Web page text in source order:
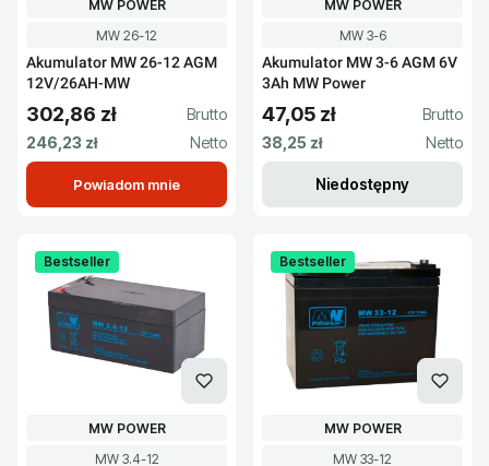
Kod produktu
MW 26-12
Akumulator MW 26-12 AGM
12V/26AH-MW
PRODUCENT
MW POWER
Cena brutto
302,86 zł
Cena netto
246,23 zł
Powiadom mnie
Kod produktu
MW 3-6
Akumulator MW 3-6 AGM 6V
3Ah MW Power
PRODUCENT
MW POWER
Cena brutto
47,05 zł
Cena netto
38,25 zł
Niedostępny
Bestseller
Kod produktu
MW 3.4-12
PRODUCENT
MW POWER
Bestseller
Kod produktu
MW 33-12
PRODUCENT
MW POWER